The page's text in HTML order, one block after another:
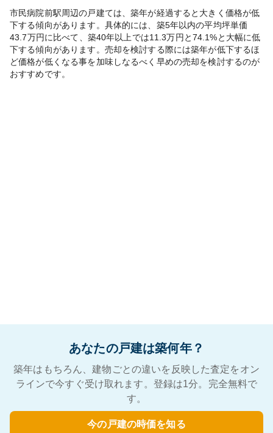
市民病院前駅周辺の戸建ては、築年が経過すると大きく価格が低
下する傾向があります。具体的には、築5年以内の平均坪単価
43.7万円に比べて、築40年以上では11.3万円と74.1%と大幅に低
下する傾向があります。売却を検討する際には築年が低下するほ
ど価格が低くなる事を加味しなるべく早めの売却を検討するのが
おすすめです。
あなたの戸建は築何年？
築年はもちろん、建物ごとの違いを反映した査定をオン
ラインで今すぐ受け取れます。登録は1分。完全無料で
す。
今の戸建の時価を知る